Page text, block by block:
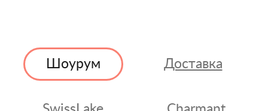
Шоурум Доставка